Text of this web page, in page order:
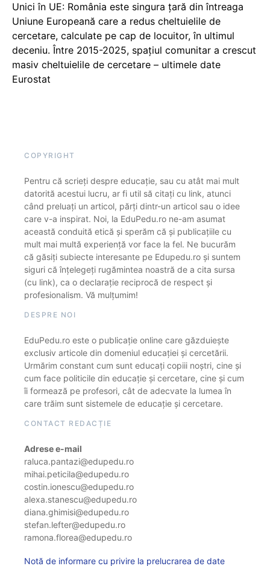
Unici în UE: România este singura țară din întreaga
Uniune Europeană care a redus cheltuielile de
cercetare, calculate pe cap de locuitor, în ultimul
deceniu. Între 2015-2025, spațiul comunitar a crescut
masiv cheltuielile de cercetare – ultimele date
Eurostat
COPYRIGHT
Pentru că scrieți despre educație, sau cu atât mai mult
datorită acestui lucru, ar fi util să citați cu link, atunci
când preluați un articol, părți dintr-un articol sau o idee
care v-a inspirat. Noi, la EduPedu.ro ne-am asumat
această conduită etică și sperăm că și publicațiile cu
mult mai multă experiență vor face la fel. Ne bucurăm
că găsiți subiecte interesante pe Edupedu.ro și suntem
siguri că înțelegeți rugămintea noastră de a cita sursa
(cu link), ca o declarație reciprocă de respect și
profesionalism. Vă mulțumim!
DESPRE NOI
EduPedu.ro este o publicație online care găzduiește
exclusiv articole din domeniul educației și cercetării.
Urmărim constant cum sunt educați copiii noștri, cine și
cum face politicile din educație și cercetare, cine și cum
îi formează pe profesori, cât de adecvate la lumea în
care trăim sunt sistemele de educație și cercetare.
CONTACT REDACȚIE
Adrese e-mail
raluca.pantazi@edupedu.ro
mihai.peticila@edupedu.ro
costin.ionescu@edupedu.ro
alexa.stanescu@edupedu.ro
diana.ghimisi@edupedu.ro
stefan.lefter@edupedu.ro
ramona.florea@edupedu.ro
Notă de informare cu privire la prelucrarea de date